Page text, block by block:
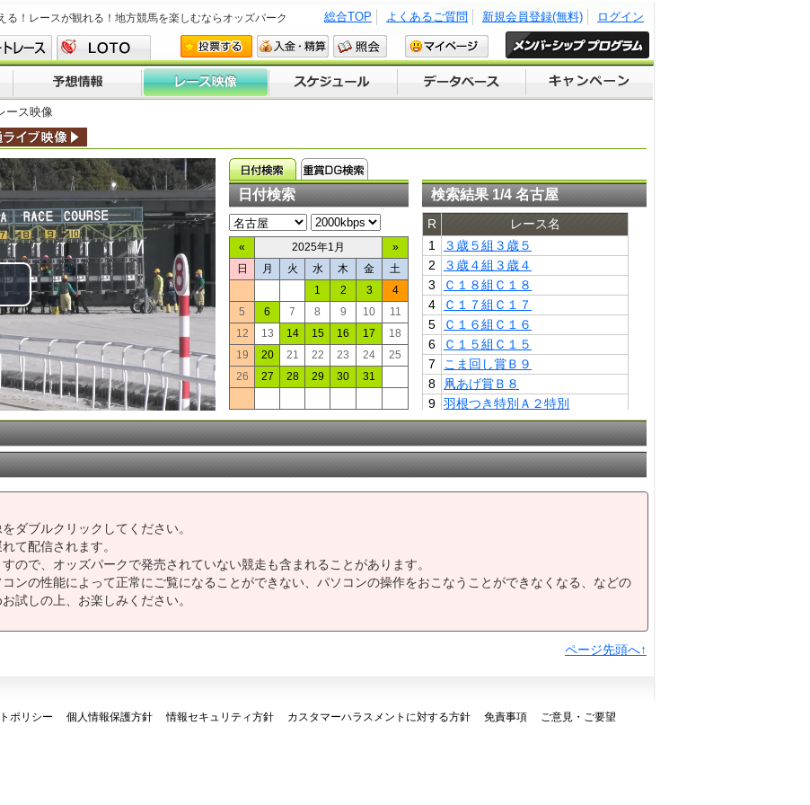
る！レースが観れる！地方競馬を楽しむならオッズパーク ログイン
新規会員登録(無料)
よくあるご質問
総合TOP
ース映像
日付検索
« 2025年1月
»
日
月 火 水 木 金
土
1
2 3
4
5
6 7 8 9 10
11
12
13 14 15 16 17
18
19
20 21 22 23 24
25
26
27 28 29 30 31
検索結果 1/4 名古屋
R
レース名
1
３歳５組３歳５
2
３歳４組３歳４
3
Ｃ１８組Ｃ１８
4
Ｃ１７組Ｃ１７
5
Ｃ１６組Ｃ１６
6
Ｃ１５組Ｃ１５
7
こま回し賞Ｂ９
8
凧あげ賞Ｂ８
9 羽根つき特別Ａ２特別
10 Ｃ１４組Ｃ１４
11 名古屋記念（ＳＰ１）オープン
12 Ｃ１３組Ｃ１３
ダブルクリックしてください。
て配信されます。
ので、オッズパークで発売されていない競走も含まれることがあります。
ンの性能によって正常にご覧になることができない、パソコンの操作をおこなうことができなくなる、などの
試しの上、お楽しみください。
ページ先頭へ↑
ポリシー 個人情報保護方針 情報セキュリティ方針 カスタマーハラスメントに対する方針 免責事項
ご意見・ご要望